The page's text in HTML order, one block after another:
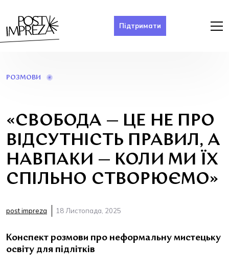
Підтримати
РОЗМОВИ
ПРО
ВІДСУТНІСТЬ
ПРАВИЛ,
НАВПАКИ
—
КОЛИ
МИ
СТВОРЮЄМО»
«СВОБОДА — ЦЕ НЕ ПРО
ВІДСУТНІСТЬ ПРАВИЛ, А
НАВПАКИ — КОЛИ МИ ЇХ
СПІЛЬНО СТВОРЮЄМО»
post impreza 18 Листопада, 2025
Конспект розмови про неформальну мистецьку
освіту для підлітків